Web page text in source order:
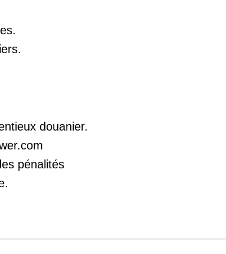
douanier.
pénalités